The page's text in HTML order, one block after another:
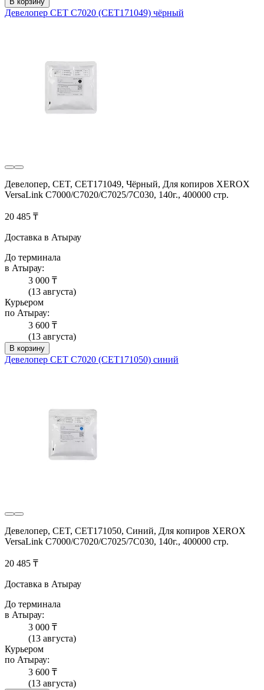
Девелопер CET C7020 (CET171049) чёрный
Девелопер, CET, CET171049, Чёрный, Для копиров XEROX
VersaLink C7000/C7020/C7025/7C030, 140г., 400000 стр.
20 485 ₸
Доставка в Атырау
До терминала
в Атырау:
3 000 ₸
(13 августа)
Курьером
по Атырау:
3 600 ₸
(13 августа)
В корзину
Девелопер CET C7020 (CET171050) синий
Девелопер, CET, CET171050, Синий, Для копиров XEROX
VersaLink C7000/C7020/C7025/7C030, 140г., 400000 стр.
20 485 ₸
Доставка в Атырау
До терминала
в Атырау:
3 000 ₸
(13 августа)
Курьером
по Атырау:
3 600 ₸
(13 августа)